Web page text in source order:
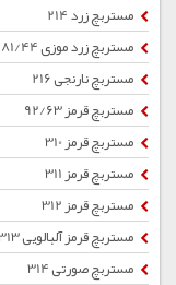
مستربچ زرد 214
مستربچ زرد موزی 81/44
مستربچ نارنجی 216
مستربچ قرمز 92/63
مستربچ قرمز 310
مستربچ قرمز 311
مستربچ قرمز 312
مستربچ قرمز آلبالویی 313
مستربچ صورتی 314